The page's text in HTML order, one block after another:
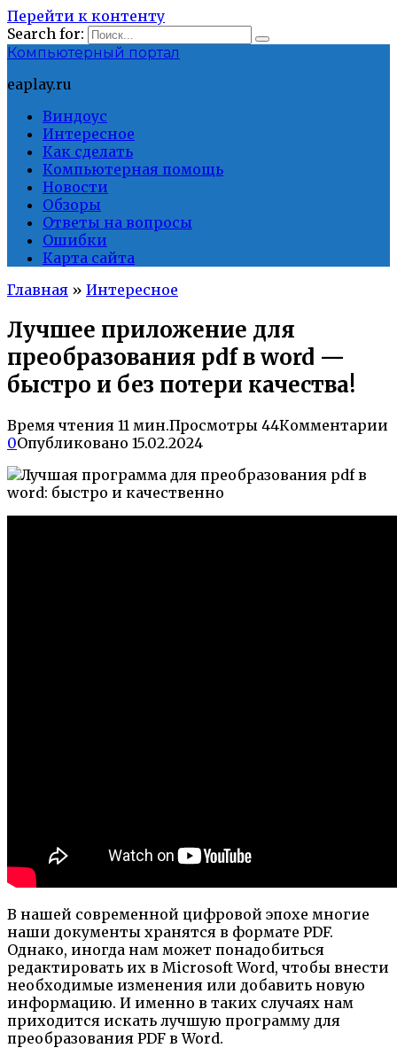
Перейти к контенту
Search for:
Компьютерный портал
eaplay.ru
Виндоус
Интересное
Как сделать
Компьютерная помощь
Новости
Обзоры
Ответы на вопросы
Ошибки
Карта сайта
Главная » Интересное
Лучшее приложение для
преобразования pdf в word —
быстро и без потери качества!
Время чтения 11 мин.Просмотры 44Комментарии
0Опубликовано 15.02.2024
В нашей современной цифровой эпохе многие
наши документы хранятся в формате PDF.
Однако, иногда нам может понадобиться
редактировать их в Microsoft Word, чтобы внести
необходимые изменения или добавить новую
информацию. И именно в таких случаях нам
приходится искать лучшую программу для
преобразования PDF в Word.